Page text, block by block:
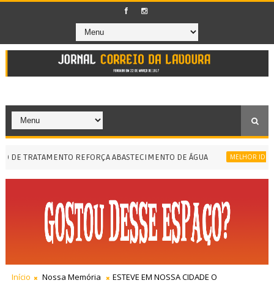
TRATAMENTO REFORÇA ABASTECIMENTO DE ÁGUA MELHOR IDEB DA
Início Nossa Memória
ESTEVE EM NOSSA CIDADE O